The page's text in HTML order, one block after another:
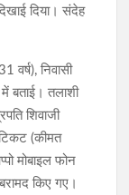
दिया। संदेह
वर्ष), निवासी
बताई। तलाशी
शिवाजी
(कीमत
मोबाइल फोन
किए गए।